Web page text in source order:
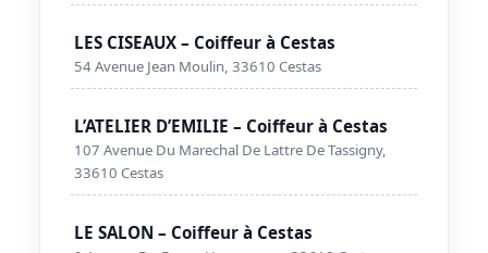
LES CISEAUX – Coiffeur à Cestas
54 Avenue Jean Moulin, 33610 Cestas
L’ATELIER D’EMILIE – Coiffeur à Cestas
107 Avenue Du Marechal De Lattre De Tassigny,
33610 Cestas
LE SALON – Coiffeur à Cestas